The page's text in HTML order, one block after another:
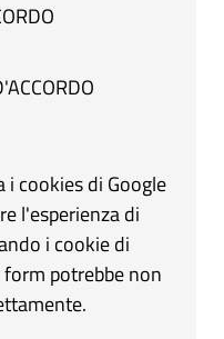
cookies di Google
l'esperienza di
i cookie di
potrebbe non